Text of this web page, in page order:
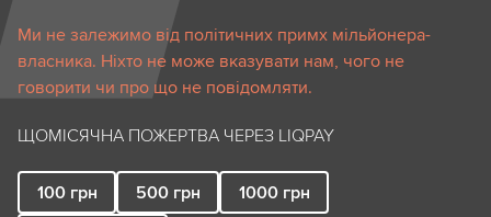
Ми не залежимо від політичних примх мільйонера-
власника. Ніхто не може вказувати нам, чого не
говорити чи про що не повідомляти.
ЩОМІСЯЧНА ПОЖЕРТВА ЧЕРЕЗ LIQPAY
100 грн 500 грн 1000 грн